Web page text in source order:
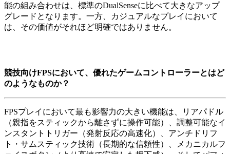
能の組み合わせは、標準のDualSenseに比べて大きなアップ
グレードとなります。一方、カジュアルなプレイにおいて
は、その価値がそれほど明確ではありません。
競技向けFPSにおいて、優れたゲームコントローラーとはど
のようなものか？
FPSプレイにおいて最も影響力の大きい機能は、リアパドル
（親指をスティックから離さずに操作可能）、調整可能なイ
ンスタントトリガー（発射反応の高速化）、アンチドリフ
ト・サムスティック技術（長期的な信頼性）、メカニカルフ